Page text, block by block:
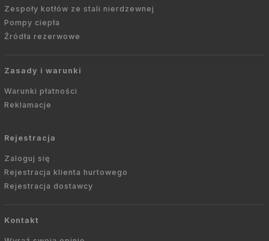
Zespoły kotłów ze stali nierdzewnej
Pompy ciepła
Źródła rezerwowe
Zasady i warunki
Warunki płatności
Reklamacje
Rejestracja
Zaloguj się
Rejestracja klienta hurtowego
Rejestracja dostawcy
Kontakt